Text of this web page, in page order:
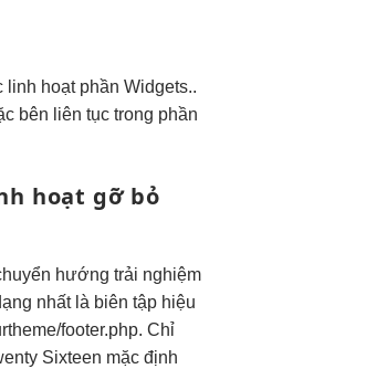
linh hoạtphần Widgets..
bên liên tục trong phần
hoạt gỡ bỏ
hướngtrải nghiệm
nhất là biên tập hiệu
footer.php. Chỉ
Sixteen mặc định